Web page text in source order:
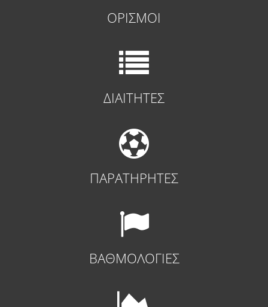
ΟΡΙΣΜΟΙ
ΔΙΑΙΤΗΤΕΣ
ΠΑΡΑΤΗΡΗΤΕΣ
ΒΑΘΜΟΛΟΓΙΕΣ